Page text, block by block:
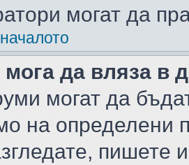
могат да
да вляза в
могат да
на определени
пишете